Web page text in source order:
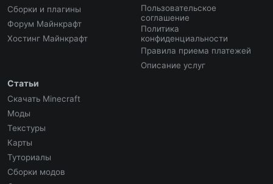
Сборки и плагины
Форум Майнкрафт
Хостинг Майнкрафт
Пользовательское
соглашение
Политика
конфиденциальности
Правила приема платежей
Описание услуг
Статьи
Скачать Minecraft
Моды
Текстуры
Карты
Туториалы
Сборки модов